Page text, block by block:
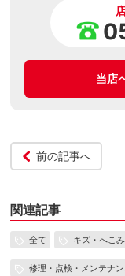
当店
前の記事へ
関連記事
全て キズ・へこ
修理・点検・メンテナ